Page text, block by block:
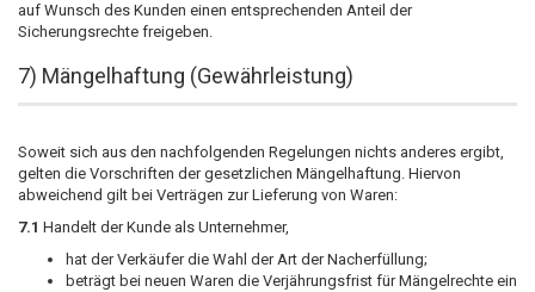
auf Wunsch des Kunden einen entsprechenden Anteil der
Sicherungsrechte freigeben.
7) Mängelhaftung (Gewährleistung)
Soweit sich aus den nachfolgenden Regelungen nichts anderes ergibt,
gelten die Vorschriften der gesetzlichen Mängelhaftung. Hiervon
abweichend gilt bei Verträgen zur Lieferung von Waren:
7.1 Handelt der Kunde als Unternehmer,
hat der Verkäufer die Wahl der Art der Nacherfüllung;
beträgt bei neuen Waren die Verjährungsfrist für Mängelrechte ein